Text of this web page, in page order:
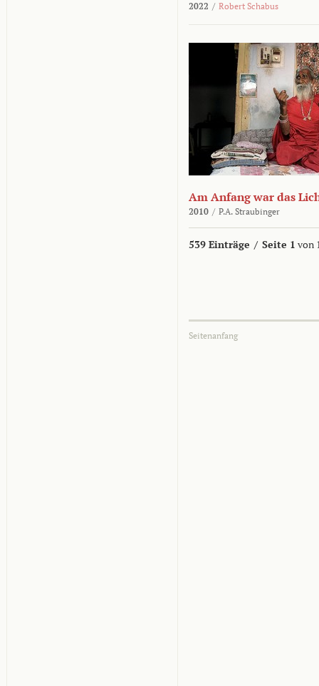
2022 / Robert Schabus
Am Anfang war das
2010 / P.A. Straubinger
539 Einträge / Seite 1 von
Seitenanfang